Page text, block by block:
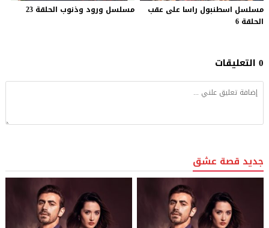
مسلسل اسطنبول راسا على عقب
الحلقة 6
مسلسل ورود وذنوب الحلقة 23
0 التعليقات
جديد قصة عشق